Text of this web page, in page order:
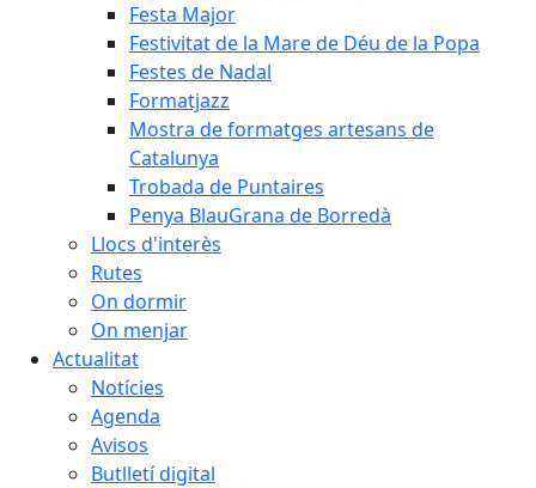
Festa Major
Festivitat de la Mare de Déu de la Popa
Festes de Nadal
Formatjazz
Mostra de formatges artesans de
Catalunya
Trobada de Puntaires
Penya BlauGrana de Borredà
Llocs d'interès
Rutes
On dormir
On menjar
Actualitat
Notícies
Agenda
Avisos
Butlletí digital